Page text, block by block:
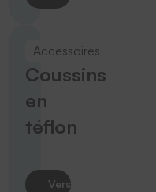
Accessoires
Coussins
en
téflon
Vers le produit